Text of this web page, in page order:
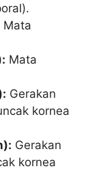
Mata
Mata
Gerakan
kornea
Gerakan
kornea